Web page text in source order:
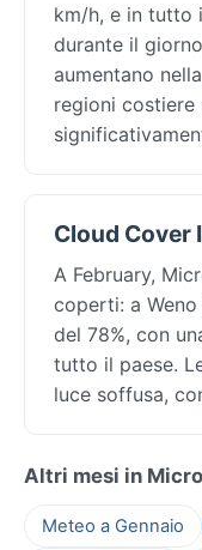
km/h, e in tutto
durante il
aumentano
regioni costiere
Cloud Cover
A February,
coperti: a
del 78%, con
tutto il paese.
luce soffusa,
Altri mesi in
Meteo a Gennaio